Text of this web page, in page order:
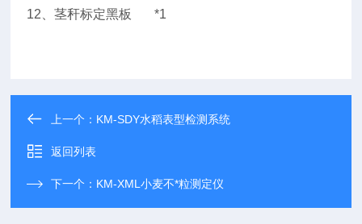
12、茎秆标定黑板 *1
上一个： KM-SDY水稻表型检测系统
返回列表
下一个： KM-XML小麦不*粒测定仪